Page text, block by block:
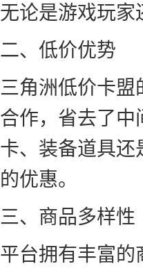
无论是游戏玩家
二、低价优势
三角洲低价卡盟
合作，省去了中
卡、装备道具还
的优惠。
三、商品多样性
平台拥有丰富的